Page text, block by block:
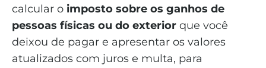
calcular o imposto sobre os ganhos de
pessoas físicas ou do exterior que você
deixou de pagar e apresentar os valores
atualizados com juros e multa, para